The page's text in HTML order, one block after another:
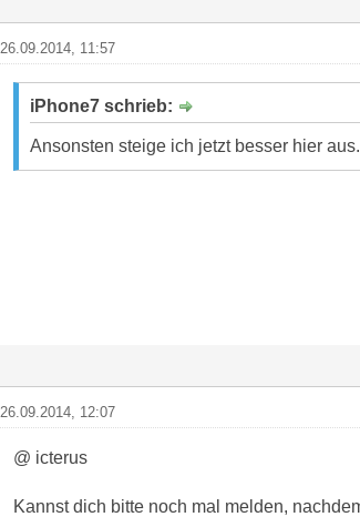
26.09.2014, 11:57
iPhone7 schrieb:
Ansonsten steige ich jetzt besser hier aus.
26.09.2014, 12:07
@ icterus
Kannst dich bitte noch mal melden,